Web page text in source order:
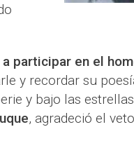
participar en el
y recordar su
y bajo las
, agradeció el